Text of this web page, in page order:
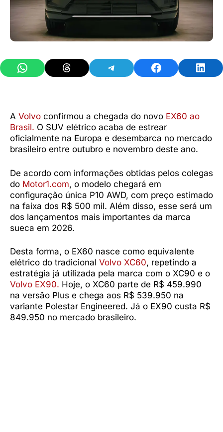
Share on WhatsAppShare on ThreadsShare on TelegramShare on Facebook
A Volvo confirmou a chegada do novo EX60 ao
Brasil. O SUV elétrico acaba de estrear
oficialmente na Europa e desembarca no mercado
brasileiro entre outubro e novembro deste ano.
De acordo com informações obtidas pelos colegas
do Motor1.com, o modelo chegará em
configuração única P10 AWD, com preço estimado
na faixa dos R$ 500 mil. Além disso, esse será um
dos lançamentos mais importantes da marca
sueca em 2026.
Desta forma, o EX60 nasce como equivalente
elétrico do tradicional Volvo XC60, repetindo a
estratégia já utilizada pela marca com o XC90 e o
Volvo EX90. Hoje, o XC60 parte de R$ 459.990
na versão Plus e chega aos R$ 539.950 na
variante Polestar Engineered. Já o EX90 custa R$
849.950 no mercado brasileiro.